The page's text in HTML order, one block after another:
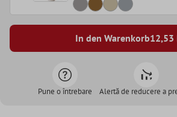
In den Warenkorb12,53
Pune o întrebare Alertă de reducere a